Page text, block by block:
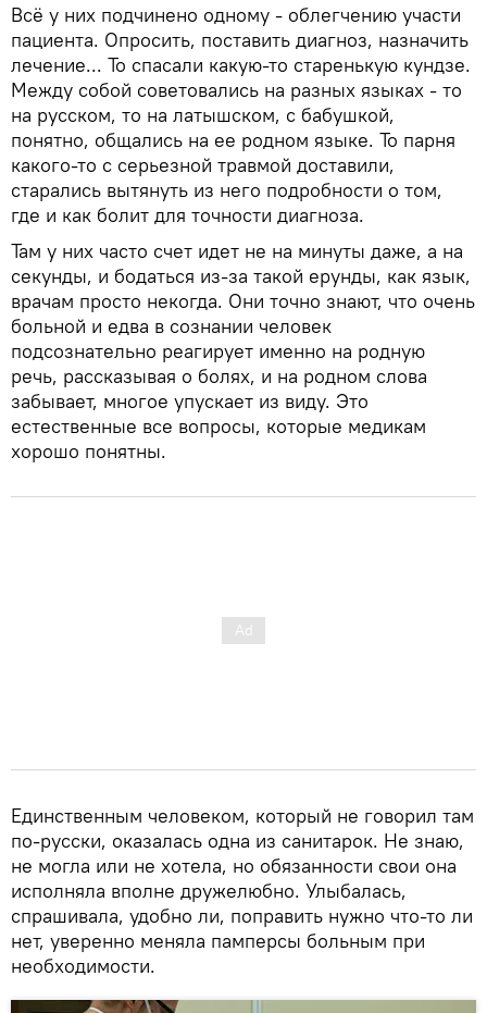
Всё у них подчинено одному - облегчению участи
пациента. Опросить, поставить диагноз, назначить
лечение... То спасали какую-то старенькую кундзе.
Между собой советовались на разных языках - то
на русском, то на латышском, с бабушкой,
понятно, общались на ее родном языке. То парня
какого-то с серьезной травмой доставили,
старались вытянуть из него подробности о том,
где и как болит для точности диагноза.
Там у них часто счет идет не на минуты даже, а на
секунды, и бодаться из-за такой ерунды, как язык,
врачам просто некогда. Они точно знают, что очень
больной и едва в сознании человек
подсознательно реагирует именно на родную
речь, рассказывая о болях, и на родном слова
забывает, многое упускает из виду. Это
естественные все вопросы, которые медикам
хорошо понятны.
Единственным человеком, который не говорил там
по-русски, оказалась одна из санитарок. Не знаю,
не могла или не хотела, но обязанности свои она
исполняла вполне дружелюбно. Улыбалась,
спрашивала, удобно ли, поправить нужно что-то ли
нет, уверенно меняла памперсы больным при
необходимости.